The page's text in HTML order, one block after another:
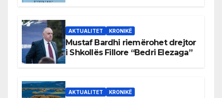
AKTUALITET KRONIKË
Mustaf Bardhi riemërohet drejtor
i Shkollës Fillore “Bedri Elezaga”
AKTUALITET KRONIKË